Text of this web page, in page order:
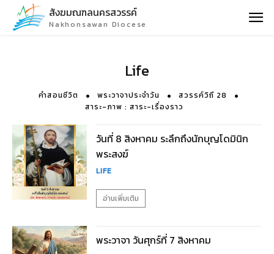
สังฆมณฑลนครสวรรค์
Nakhonsawan Diocese
Life
คำสอนชีวิต พระวาจาประจำวัน
สวรรค์วิถี 28
สาระ-ภาพ : สาระ-เรื่องราว
วันที่ 8 สิงหาคม ระลึกถึงนักบุญโดมินิก
พระสงฆ์
LIFE
อ่านเพิ่มเติม
พระวาจา วันศุกร์ที่ 7 สิงหาคม